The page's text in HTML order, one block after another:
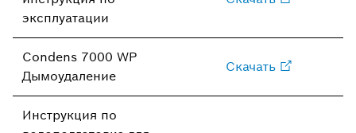
эксплуатации
Condens 7000 WP
Дымоудаление
Скачать
Инструкция по